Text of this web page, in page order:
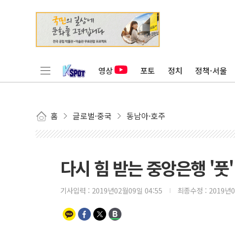
영상 포토 정치 정책·서울
홈 글로벌·중국 동남아·호주
다시 힘 받는 중앙은행 '
기사입력 : 2019년02월09일 04:55 최종수정 : 2019년